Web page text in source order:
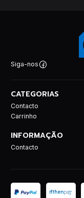
Siga-nos
CATEGORIAS
Contacto
Carrinho
INFORMAÇÃO
Contacto